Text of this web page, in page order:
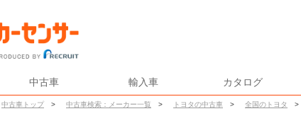
中古車 輸入車 カタログ
中古車トップ > 中古車検索：メーカー一覧 > トヨタの中古車 > 全国のトヨタ >